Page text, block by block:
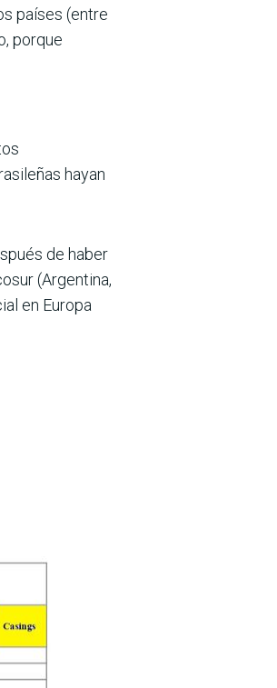
países (entre
porque
hayan
de haber
(Argentina,
en Europa